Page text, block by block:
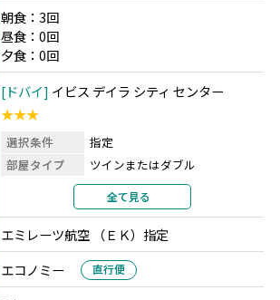
朝食：3回
昼食：0回
夕食：0回
ドバイ イビス デイラ シティ センター
★★★
選択条件
指定
部屋タイプ
ツインまたはダブル
2名1室利用
部屋カテゴリ
全て見る
エミレーツ航空 （ＥＫ）指定
エコノミー 直行便